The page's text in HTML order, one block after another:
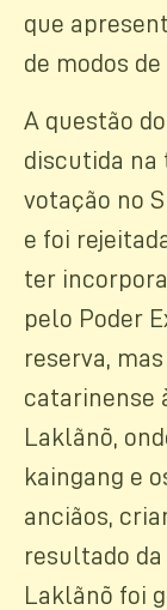
que
de modos
A questão
discutida na
votação no
e foi
ter
pelo Poder
reserva,
catarinense
Laklãnõ,
kaingang e
anciãos,
resultado da
Laklãnõ foi